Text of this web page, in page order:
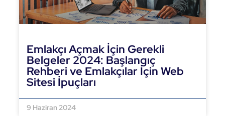
Emlakçı Açmak İçin Gerekli
Belgeler 2024: Başlangıç
Rehberi ve Emlakçılar İçin Web
Sitesi İpuçları
9 Haziran 2024